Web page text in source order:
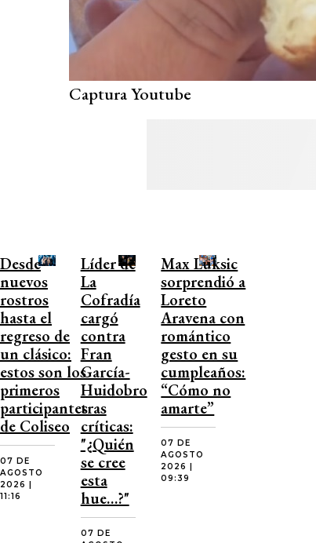
Captura Youtube
Desde
nuevos
rostros
hasta el
regreso de
un clásico:
estos son los
primeros
participantes
de Coliseo
07 DE
AGOSTO
2026 |
11:16
Líder de
La
Cofradía
cargó
contra
Fran
García-
Huidobro
tras
críticas:
"¿Quién
se cree
esta
hue…?"
07 DE
Max Luksic
sorprendió a
Loreto
Aravena con
romántico
gesto en su
cumpleaños:
“Cómo no
amarte”
07 DE
AGOSTO
2026 |
09:39